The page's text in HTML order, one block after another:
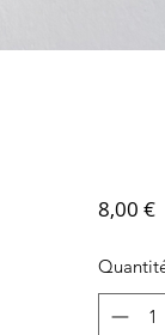
8,00 €